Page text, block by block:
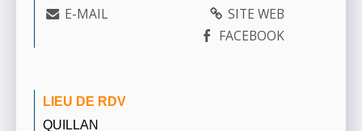
E-MAIL
SITE WEB
FACEBOOK
LIEU DE RDV
QUILLAN